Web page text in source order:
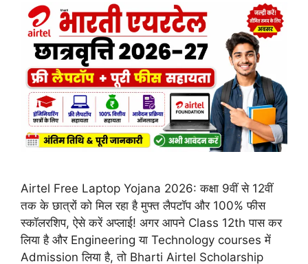
Airtel Free Laptop Yojana 2026: कक्षा 9वीं से 12वीं
तक के छात्रों को मिल रहा है मुफ्त लैपटॉप और 100% फीस
स्कॉलरशिप, ऐसे करें अप्लाई! अगर आपने Class 12th पास कर
लिया है और Engineering या Technology courses में
Admission लिया है, तो Bharti Airtel Scholarship